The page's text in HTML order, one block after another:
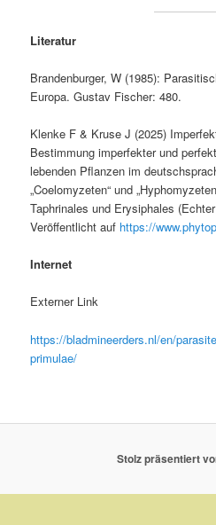
Literatur
Brandenburger, W (1985):
Europa. Gustav Fischer: 480.
Klenke F & Kruse J (2025)
Bestimmung imperfekter und
lebenden Pflanzen im
„Coelomyzeten“ und
Taphrinales und Erysiphales
Veröffentlicht auf https://
Internet
Externer Link
https://bladmineerders.nl/en/
primulae/
Stolz präsentiert